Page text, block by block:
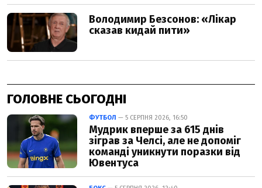
ГОЛОВНЕ СЬОГОДНІ
ФУТБОЛ — 5 СЕРПНЯ 2026, 16:50
Мудрик вперше за 615 днів
зіграв за Челсі, але не допоміг
команді уникнути поразки від
Ювентуса